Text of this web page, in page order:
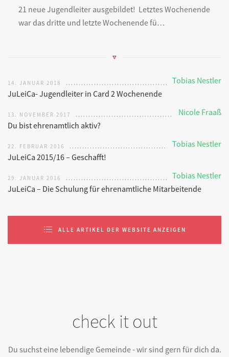
21 neue Jugendleiter ausgebildet! Letztes Wochenende
war das dritte und letzte Wochenende fü…
14. JANUAR 2018
Tobias Nestler
JuLeiCa- Jugendleiter in Card 2 Wochenende
13. NOVEMBER 2017
Nicole Fraaß
Du bist ehrenamtlich aktiv?
22. FEBRUAR 2016
Tobias Nestler
JuLeiCa 2015/16 – Geschafft!
29. JANUAR 2016
Tobias Nestler
JuLeiCa – Die Schulung für ehrenamtliche Mitarbeitende
ALLE ARTIKEL DER WEBSITE ANZEIGEN
check it out
Du suchst eine lebendige Gemeinde - wir sind gern für dich da.